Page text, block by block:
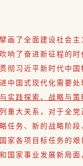
擘画了全面建设社会
响了奋进新征程的
彻习近平新时代中
中国式现代化需要
与实践探索、战略与
重大关系，对于全
任务、新的战略阶
家各项目标任务的
国家事业发展新局面